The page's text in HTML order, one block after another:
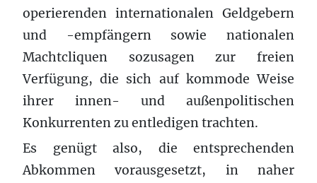
operierenden internationalen Geldgebern
und -empfängern sowie nationalen
Machtcliquen sozusagen zur freien
Verfügung, die sich auf kommode Weise
ihrer innen- und außenpolitischen
Konkurrenten zu entledigen trachten.
Es genügt also, die entsprechenden
Abkommen vorausgesetzt, in naher